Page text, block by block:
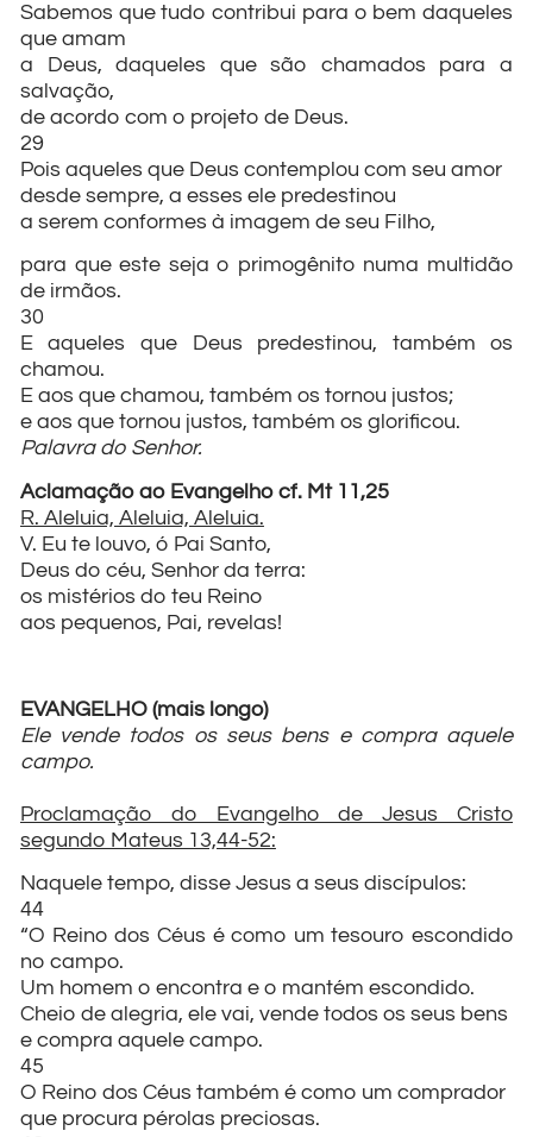
Sabemos que tudo contribui para o bem daqueles
que amam
a Deus, daqueles que são chamados para a
salvação,
de acordo com o projeto de Deus.
29
Pois aqueles que Deus contemplou com seu amor
desde sempre, a esses ele predestinou
a serem conformes à imagem de seu Filho,
para que este seja o primogênito numa multidão
de irmãos.
30
E aqueles que Deus predestinou, também os
chamou.
E aos que chamou, também os tornou justos;
e aos que tornou justos, também os glorificou.
Palavra do Senhor.
Aclamação ao Evangelho cf. Mt 11,25
R. Aleluia, Aleluia, Aleluia.
V. Eu te louvo, ó Pai Santo,
Deus do céu, Senhor da terra:
os mistérios do teu Reino
aos pequenos, Pai, revelas!
EVANGELHO (mais longo)
Ele vende todos os seus bens e compra aquele
campo.
Proclamação do Evangelho de Jesus Cristo
segundo Mateus 13,44-52:
Naquele tempo, disse Jesus a seus discípulos:
44
“O Reino dos Céus é como um tesouro escondido
no campo.
Um homem o encontra e o mantém escondido.
Cheio de alegria, ele vai, vende todos os seus bens
e compra aquele campo.
45
O Reino dos Céus também é como um comprador
que procura pérolas preciosas.